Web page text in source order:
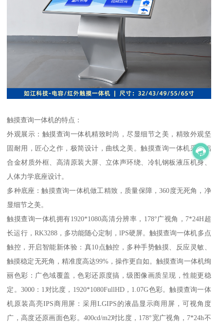
触摸查询一体机的特点：
外观展示：触摸查询一体机精致时尚，尽显细节之美，精致外观坚
固耐用，匠心之作，极简设计，曲线之美。触摸查询一体机采用铝
合金材质外框、高清原装大屏、立体声环绕、冷轧钢板液压机身、
人体力学底座设计。
多种底座：触摸查询一体机做工精致，质量保障，360度无死角，净
显细节之美。
触摸查询一体机拥有1920*1080高清分辨率，178°广视角，7*24H超
长运行，RK3288，多功能随心定制，lPS硬屏。触摸查询一体机多点
触控，开启智能新体验：真10点触控，多种手势触摸、反应灵敏、
触摸稳定无死角，精准度高达99%，操作更自如。触摸查询一体机绚
丽色彩：广色域覆盖，色彩还原度搞，级图像画质呈现，性能更稳
定。3000：1对比度，1920*1080FullHD，1.07G色彩。触摸查询一体
机原装高亮IPS商用屏：采用LGIPS的液晶显示商用屏，可视角度
广，高度还原画面色彩。400cd/m2对比度，178°宽广视角，7*24h不